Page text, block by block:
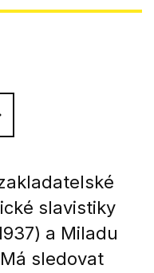
slavistiky
a Miladu
sledovat